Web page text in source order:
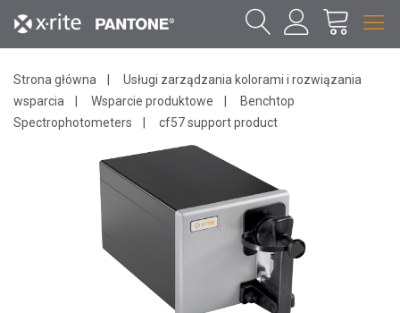
Strona główna
Usługi zarządzania kolorami i rozwiązania
wsparcia
Wsparcie produktowe
Benchtop
Spectrophotometers
cf57 support product